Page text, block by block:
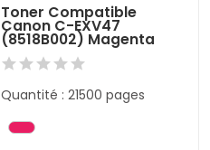
Toner Compatible
Canon C-EXV47
(8518B002) Magenta
Quantité : 21500 pages